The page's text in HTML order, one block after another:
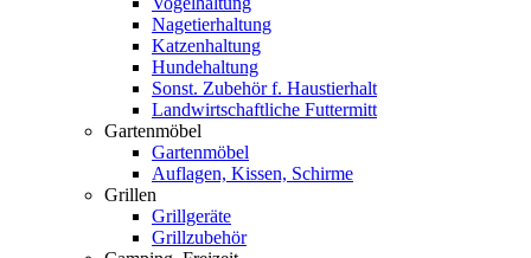
Nagetierhaltung
Katzenhaltung
Hundehaltung
Sonst. Zubehör f. Haustierhalt
Landwirtschaftliche Futtermitt
Gartenmöbel
Gartenmöbel
Auflagen, Kissen, Schirme
Grillen
Grillgeräte
Grillzubehör